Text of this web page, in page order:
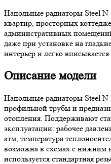
Напольные радиаторы Steel
квартир, просторных
административных
даже при установке на
интерьер и легко
Описание модели
Напольные радиаторы Steel
профильной трубы и
отопления. Поддерживают
эксплуатации: рабочее
атм, температура
возможна в схемах с нижним
используется стандартная